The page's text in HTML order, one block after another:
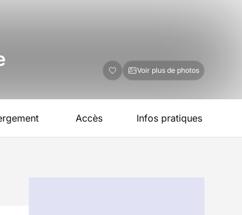
Voir plus de photos
Accès Infos pratiques